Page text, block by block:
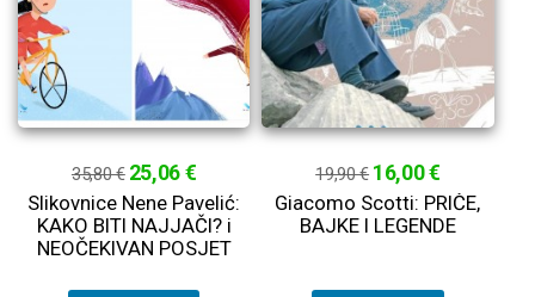
35,80 € 25,06 €
Slikovnice Nene Pavelić:
KAKO BITI NAJJAČI? i
NEOČEKIVAN POSJET
19,90 € 16,00 €
Giacomo Scotti: PRIČE,
BAJKE I LEGENDE